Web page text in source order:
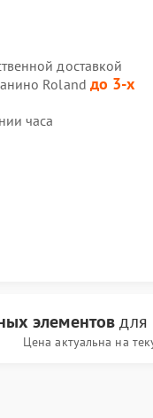
доставкой
Roland до 3-х
часа
элементовдля
Цена актуальна на